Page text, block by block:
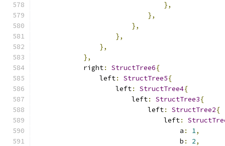
},
},
},
},
},
},
            right
: StructTree6{
                left
: StructTree5{
                    left
: StructTree4{
                        left
: StructTree3{
                            left
: StructTree2{
                                left
:
                                    a
: 1,
                                    b
: 2,